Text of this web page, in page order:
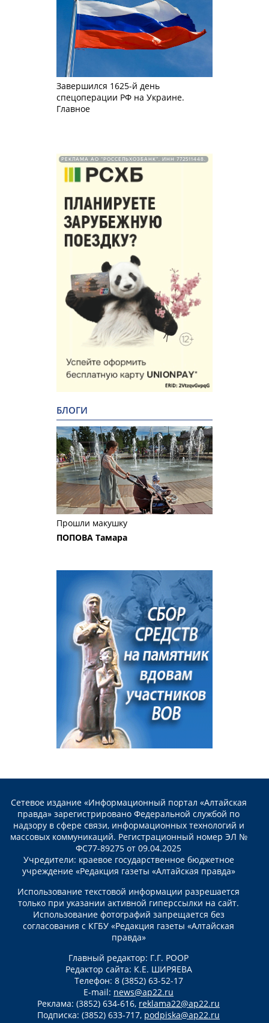
Завершился 1625-й день
спецоперации РФ на Украине.
Главное
РЕКЛАМА АО "РОССЕЛЬХОЗБАНК". ИНН 772511448.
БЛОГИ
Прошли макушку
ПОПОВА Тамара
Сетевое издание «Информационный портал «Алтайская
правда» зарегистрировано Федеральной службой по
надзору в сфере связи, информационных технологий и
массовых коммуникаций. Регистрационный номер ЭЛ №
ФС77-89275 от 09.04.2025
Учредители: краевое государственное бюджетное
учреждение «Редакция газеты «Алтайская правда»
Использование текстовой информации разрешается
только при указании активной гиперссылки на сайт.
Использование фотографий запрещается без
согласования с КГБУ «Редакция газеты «Алтайская
правда»
Главный редактор: Г.Г. РООР
Редактор сайта: К.Е. ШИРЯЕВА
Телефон: 8 (3852) 63-52-17
E-mail: news@ap22.ru
Реклама: (3852) 634-616, reklama22@ap22.ru
Подписка: (3852) 633-717, podpiska@ap22.ru